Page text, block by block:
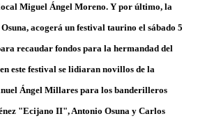
Miguel Ángel Moreno. Y por último, la
acogerá un festival taurino el sábado 5
recaudar fondos para la hermandad del
este festival se lidiaran novillos de la
Ángel Millares para los banderilleros
"Ecijano II", Antonio Osuna y Carlos